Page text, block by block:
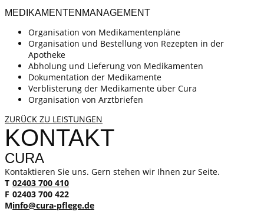
MEDIKAMENTENMANAGEMENT
Organisation von Medikamentenpläne
Organisation und Bestellung von Rezepten in der
Apotheke
Abholung und Lieferung von Medikamenten
Dokumentation der Medikamente
Verblisterung der Medikamente über Cura
Organisation von Arztbriefen
ZURÜCK ZU LEISTUNGEN
KONTAKT
CURA
Kontaktieren Sie uns. Gern stehen wir Ihnen zur Seite.
T 02403 700 410
F 02403 700 422
Minfo@cura-pflege.de